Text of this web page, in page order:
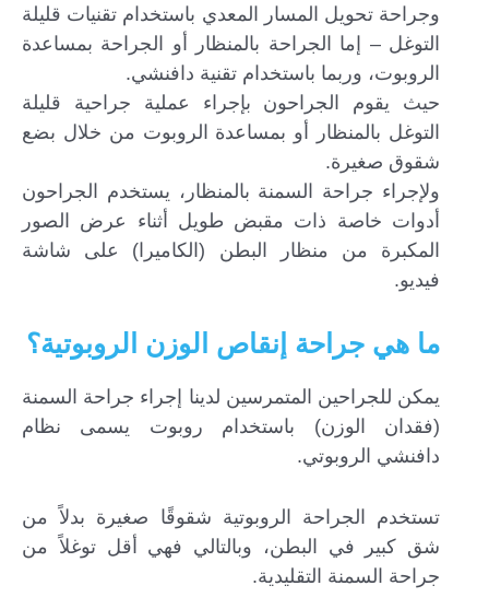
وجراحة تحويل المسار المعدي باستخدام تقنيات قليلة
التوغل – إما الجراحة بالمنظار أو الجراحة بمساعدة
الروبوت، وربما باستخدام تقنية دافنشي.
حيث يقوم الجراحون بإجراء عملية جراحية قليلة
التوغل بالمنظار أو بمساعدة الروبوت من خلال بضع
شقوق صغيرة.
ولإجراء جراحة السمنة بالمنظار، يستخدم الجراحون
أدوات خاصة ذات مقبض طويل أثناء عرض الصور
المكبرة من منظار البطن (الكاميرا) على شاشة
فيديو.
ما هي جراحة إنقاص الوزن الروبوتية؟
يمكن للجراحين المتمرسين لدينا إجراء جراحة السمنة
(فقدان الوزن) باستخدام روبوت يسمى نظام
دافنشي الروبوتي.
تستخدم الجراحة الروبوتية شقوقًا صغيرة بدلاً من
شق كبير في البطن، وبالتالي فهي أقل توغلاً من
جراحة السمنة التقليدية.